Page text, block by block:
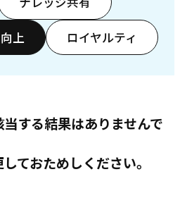
上 ロイヤルティ
する結果はありませんで
ておためしください。